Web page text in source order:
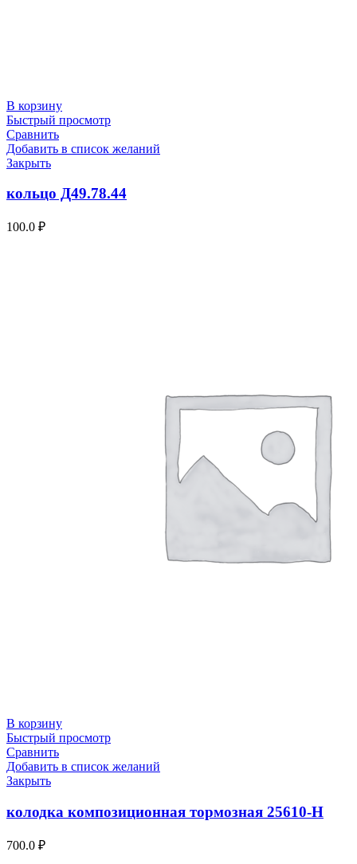
В корзину
Быстрый просмотр
Сравнить
Добавить в список желаний
Закрыть
кольцо Д49.78.44
100.0 ₽
В корзину
Быстрый просмотр
Сравнить
Добавить в список желаний
Закрыть
колодка композиционная тормозная 25610-Н
700.0 ₽